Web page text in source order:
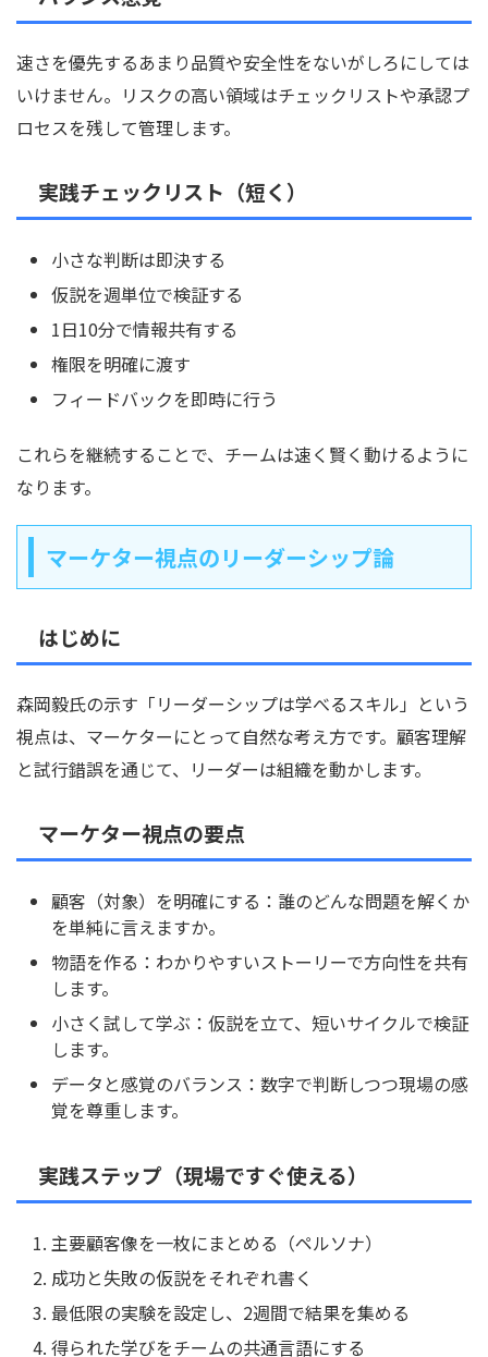
速さを優先するあまり品質や安全性をないがしろにしては
いけません。リスクの高い領域はチェックリストや承認プ
ロセスを残して管理します。
実践チェックリスト（短く）
小さな判断は即決する
仮説を週単位で検証する
1日10分で情報共有する
権限を明確に渡す
フィードバックを即時に行う
これらを継続することで、チームは速く賢く動けるように
なります。
マーケター視点のリーダーシップ論
はじめに
森岡毅氏の示す「リーダーシップは学べるスキル」という
視点は、マーケターにとって自然な考え方です。顧客理解
と試行錯誤を通じて、リーダーは組織を動かします。
マーケター視点の要点
顧客（対象）を明確にする：誰のどんな問題を解くか
を単純に言えますか。
物語を作る：わかりやすいストーリーで方向性を共有
します。
小さく試して学ぶ：仮説を立て、短いサイクルで検証
します。
データと感覚のバランス：数字で判断しつつ現場の感
覚を尊重します。
実践ステップ（現場ですぐ使える）
主要顧客像を一枚にまとめる（ペルソナ）
成功と失敗の仮説をそれぞれ書く
最低限の実験を設定し、2週間で結果を集める
得られた学びをチームの共通言語にする